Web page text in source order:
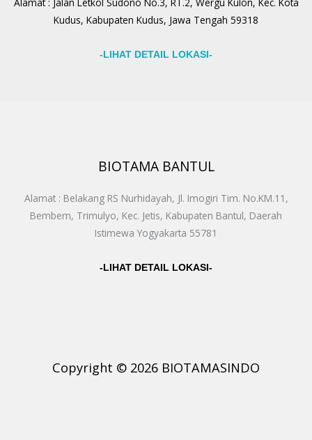
Kudus, Kabupaten Kudus, Jawa Tengah 59318
-LIHAT DETAIL LOKASI-
BIOTAMA BANTUL
Alamat : Belakang RS Nurhidayah, Jl. Imogiri Tim. No.KM.11,
Bembem, Trimulyo, Kec. Jetis, Kabupaten Bantul, Daerah
Istimewa Yogyakarta 55781
-LIHAT DETAIL LOKASI-
Copyright © 2026 BIOTAMASINDO